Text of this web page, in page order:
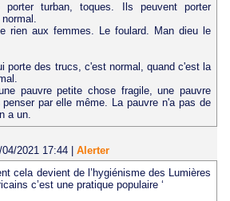
porter turban, toques. Ils peuvent porter
rien aux femmes. Le foulard. Man dieu le
porte des trucs, c'est normal, quand c'est la
pauvre petite chose fragile, une pauvre
par elle même. La pauvre n'a pas de
a un.
04/2021 17:44
Alerter
cela devient de l’hygiénisme des Lumières
c’est une pratique populaire ‘